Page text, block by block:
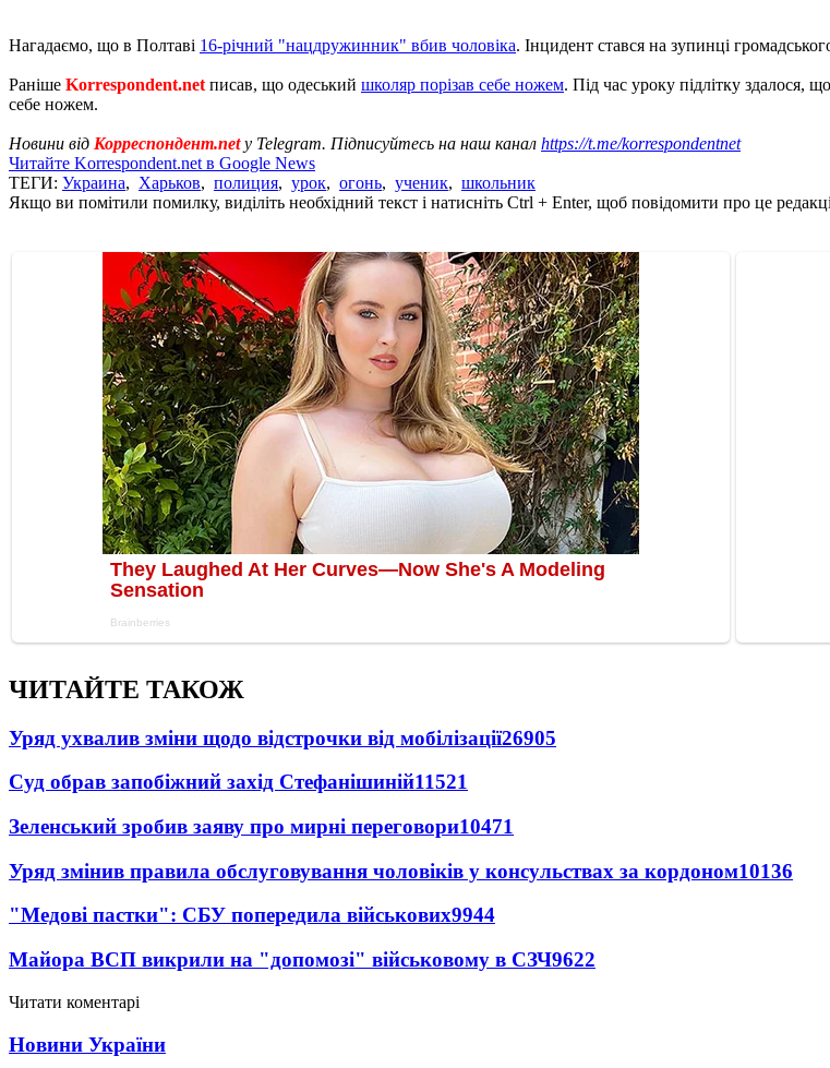
Нагадаємо, що в Полтаві 16-річний "нацдружинник" вбив чоловіка. Інцидент стався на зупинці
Раніше Korrespondent.net писав, що одеський школяр порізав себе ножем. Під час уроку підлітку здалося,
себе ножем.
Новини від Корреспондент.netу Telegram. Підписуйтесь на наш канал https://t.me/korrespondentnet
Читайте Korrespondent.net в Google News
ТЕГИ: Украина, Харьков, полиция, урок, огонь, ученик, школьник
Якщо ви помітили помилку, виділіть необхідний текст і натисніть Ctrl + Enter, щоб повідомити про це
ЧИТАЙТЕ ТАКОЖ
Уряд ухвалив зміни щодо відстрочки від мобілізації26905
Суд обрав запобіжний захід Стефанішиній11521
Зеленський зробив заяву про мирні переговори10471
Уряд змінив правила обслуговування чоловіків у консульствах за кордоном10136
"Медові пастки": СБУ попередила військових9944
Майора ВСП викрили на "допомозі" військовому в СЗЧ9622
Читати коментарі
Новини України